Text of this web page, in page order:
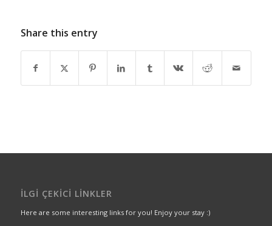
Share this entry
İLGI ÇEKICI LINKLER
Here are some interesting links for you! Enjoy your stay :)